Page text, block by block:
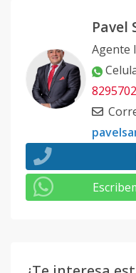
Pavel
Agente